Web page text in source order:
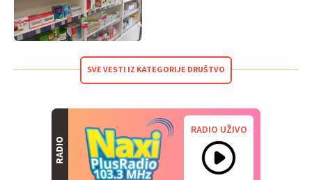
SVE VESTI IZ KATEGORIJE DRUŠTVO
RADIO
RADIO UŽIVO